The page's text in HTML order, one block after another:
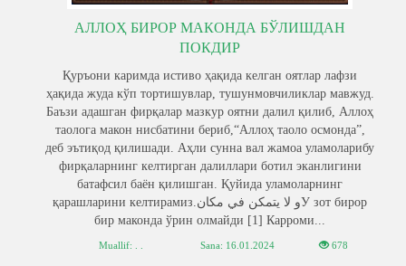
АЛЛОҲ БИРОР МАКОНДА БЎЛИШДАН
ПОКДИР
Қуръони каримда истиво ҳақида келган оятлар лафзи
ҳақида жуда кўп тортишувлар, тушунмовчиликлар мавжуд.
Баъзи адашган фирқалар мазкур оятни далил қилиб, Аллоҳ
таолога макон нисбатини бериб,“Аллоҳ таоло осмонда”,
деб эътиқод қилишади. Aҳли сунна вал жамоа уламоларибу
фирқаларнинг келтирган далиллари ботил эканлигини
батафсил баён қилишган. Қуйида уламоларнинг
қарашларини келтирамиз.و لا يتمكن في مكانУ зот бирор
бир маконда ўрин олмайди [1] Карроми...
Muallif: . . Sana: 16.01.2024 678